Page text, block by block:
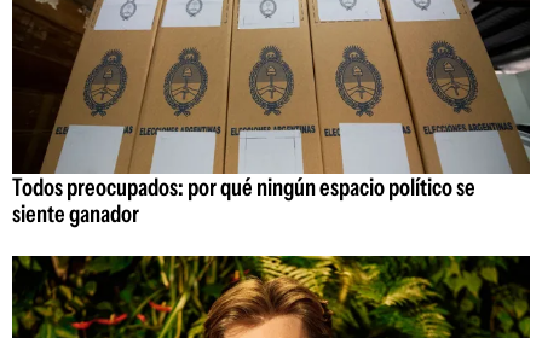
Todos preocupados: por qué ningún espacio político se
siente ganador